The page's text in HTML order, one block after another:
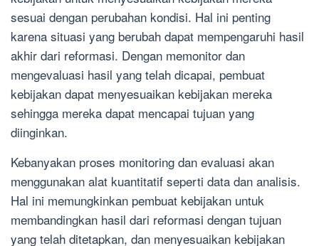
sesuai dengan perubahan kondisi. Hal ini penting
karena situasi yang berubah dapat mempengaruhi hasil
akhir dari reformasi. Dengan memonitor dan
mengevaluasi hasil yang telah dicapai, pembuat
kebijakan dapat menyesuaikan kebijakan mereka
sehingga mereka dapat mencapai tujuan yang
diinginkan.
Kebanyakan proses monitoring dan evaluasi akan
menggunakan alat kuantitatif seperti data dan analisis.
Hal ini memungkinkan pembuat kebijakan untuk
membandingkan hasil dari reformasi dengan tujuan
yang telah ditetapkan, dan menyesuaikan kebijakan